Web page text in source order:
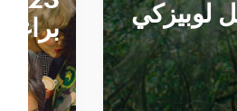
لوبيزكي
براغر